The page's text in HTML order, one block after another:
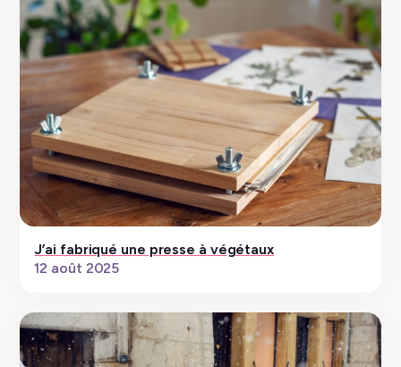
J’ai fabriqué une presse à végétaux
12 août 2025